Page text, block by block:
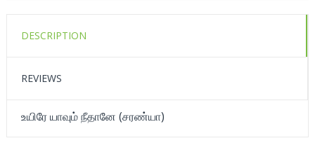
DESCRIPTION
REVIEWS
உயிரே யாவும் நீதானே (சரண்யா)